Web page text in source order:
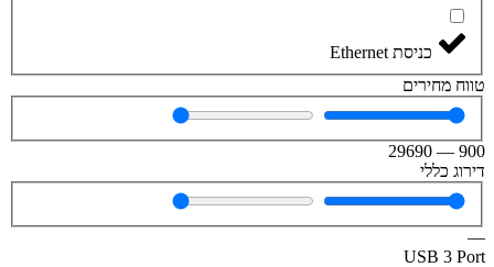
כניסת Ethernet
טווח מחירים
900
—
29690
דירוג כללי
—
USB 3 Port